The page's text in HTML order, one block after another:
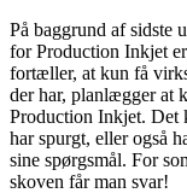
På baggrund af sidste
for Production Inkjet
fortæller, at kun få
der har, planlægger at
Production Inkjet. Det
har spurgt, eller også
sine spørgsmål. For
skoven får man svar!